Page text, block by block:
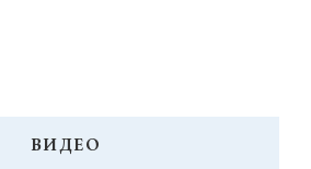
ВИДЕО